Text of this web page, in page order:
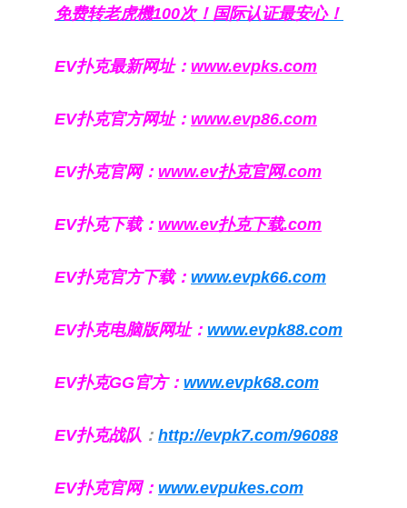
免费转老虎機100次！国际认证最安心！
EV扑克最新网址： www.evpks.com
EV扑克官方网址： www.evp86.com
EV扑克官网： www.ev扑克官网.com
EV扑克下载： www.ev扑克下载.com
EV扑克官方下载： www.evpk66.com
EV扑克电脑版网址： www.evpk88.com
EV扑克GG官方： www.evpk68.com
EV扑克战队 ： http://evpk7.com/96088
EV扑克官网： www.evpukes.com